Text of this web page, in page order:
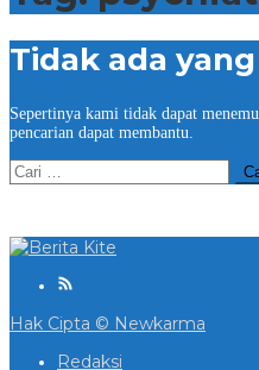
Tidak ada
Sepertinya kami tidak dapat
pencarian dapat membantu.
Cari
untuk:
Hak Cipta © Newkarma
Redaksi